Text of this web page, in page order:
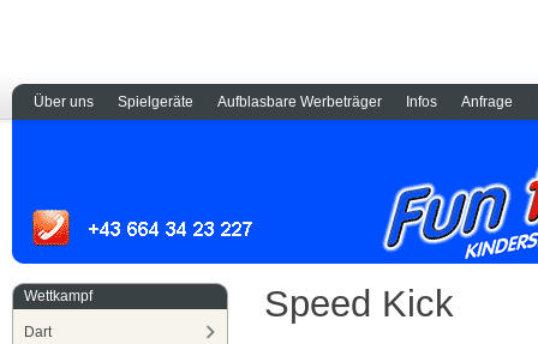
Über uns Spielgeräte Aufblasbare Werbeträger Infos Anfrage
Wettkampf
Dart
Speed Kick